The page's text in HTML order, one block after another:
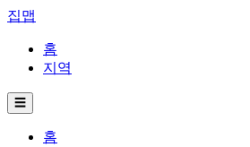
집맵
홈
지역
☰
홈